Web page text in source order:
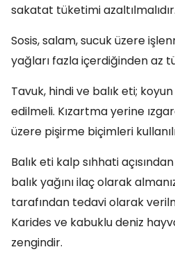
sakatat tüketimi azaltılmalıdır.
Sosis, salam, sucuk üzere
yağları fazla içerdiğinden az
Tavuk, hindi ve balık eti;
edilmeli. Kızartma yerine
üzere pişirme biçimleri
Balık eti kalp sıhhati
balık yağını ilaç olarak
tarafından tedavi olarak
Karides ve kabuklu deniz
zengindir.